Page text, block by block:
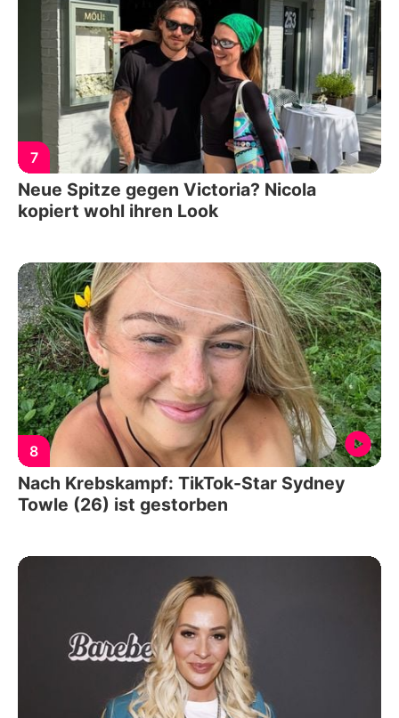
7
Neue Spitze gegen Victoria? Nicola
kopiert wohl ihren Look
8
Nach Krebskampf: TikTok-Star Sydney
Towle (26) ist gestorben